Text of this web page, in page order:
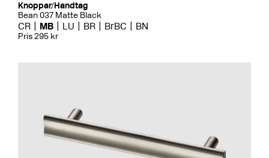
Knoppar/Handtag
Bean 037 Matte Black
CR MB LU BR BrBC BN
Pris 295 kr